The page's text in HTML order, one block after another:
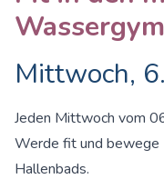
Mittwoch,
Jeden Mittwoch vom
Werde fit und bewege
Hallenbads.